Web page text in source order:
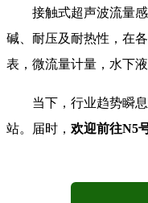
接触式超声波流量
碱、耐压及耐热性，在
表，微流量计量，水下
当下，行业趋势瞬
站。届时， 欢迎前往N5